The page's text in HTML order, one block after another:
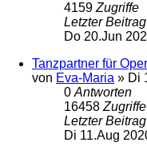
4159 Zugriffe
Letzter Beitrag
Do 20.Jun
Tanzpartner für
von Eva-Maria » Di
0 Antworten
16458 Zugriffe
Letzter Beitrag
Di 11.Aug